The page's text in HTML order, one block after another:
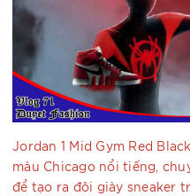
Jordan 1 Mid Gym Red
màu Chicago nổi tiếng,
để tạo ra đôi giày sneaker